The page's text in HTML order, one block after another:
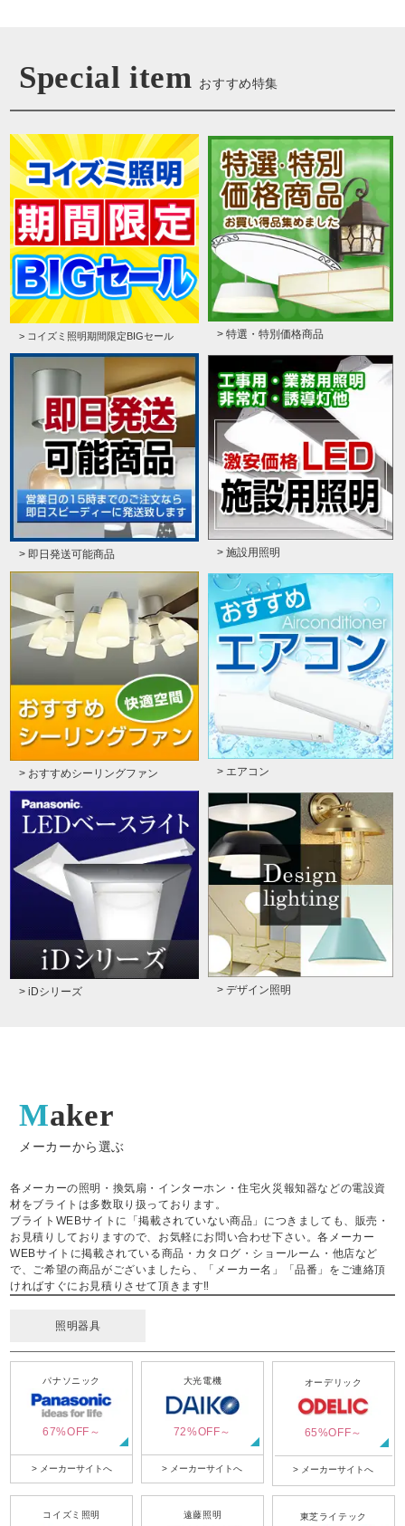
Special item おすすめ特集
> コイズミ照明期間限定BIGセール > 特選・特別価格商品
> 即日発送可能商品 > 施設用照明
> おすすめシーリングファン > エアコン
> iDシリーズ > デザイン照明
Maker
メーカーから選ぶ
各メーカーの照明・換気扇・インターホン・住宅火災報知器などの電設資
材をブライトは多数取り扱っております。
ブライトWEBサイトに「掲載されていない商品」につきましても、販売・
お見積りしておりますので、お気軽にお問い合わせ下さい。各メーカー
WEBサイトに掲載されている商品・カタログ・ショールーム・他店など
で、ご希望の商品がございましたら、「メーカー名」「品番」をご連絡頂
ければすぐにお見積りさせて頂きます‼
照明器具
パナソニック
67%OFF～
> メーカーサイトへ
大光電機
72%OFF～
> メーカーサイトへ
オーデリック
65%OFF～
> メーカーサイトへ
コイズミ照明 遠藤照明 東芝ライテック